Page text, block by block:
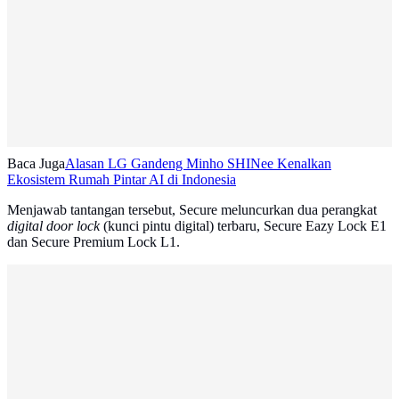
Baca JugaAlasan LG Gandeng Minho SHINee Kenalkan
Ekosistem Rumah Pintar AI di Indonesia
Menjawab tantangan tersebut, Secure meluncurkan dua perangkat
digital door lock(kunci pintu digital) terbaru, Secure Eazy Lock E1
dan Secure Premium Lock L1.